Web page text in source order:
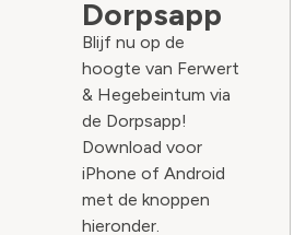
Dorpsapp
Blijf nu op de
hoogte van Ferwert
& Hegebeintum via
de Dorpsapp!
Download voor
iPhone of Android
met de knoppen
hieronder.